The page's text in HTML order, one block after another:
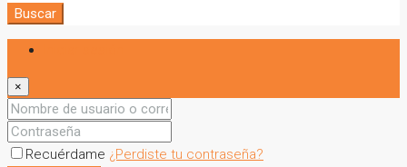
Buscar
×
Recuérdame ¿Perdiste tu contraseña?